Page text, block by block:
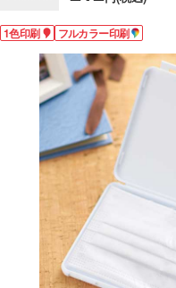
1色印刷 フルカラー印刷